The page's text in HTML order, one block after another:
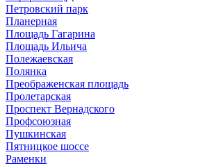
Петровский парк
Планерная
Площадь Гагарина
Площадь Ильича
Полежаевская
Полянка
Преображенская площадь
Пролетарская
Проспект Вернадского
Профсоюзная
Пушкинская
Пятницкое шоссе
Раменки